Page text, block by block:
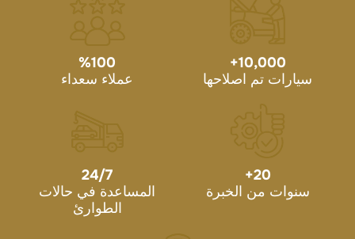
10,000
+
سيارات تم اصلاحها
100
%
عملاء سعداء
20
+
سنوات من الخبرة
24/7
المساعدة في حالات
الطوارئ